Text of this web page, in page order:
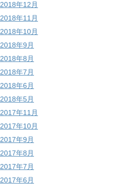
2018年12月
2018年11月
2018年10月
2018年9月
2018年8月
2018年7月
2018年6月
2018年5月
2017年11月
2017年10月
2017年9月
2017年8月
2017年7月
2017年6月